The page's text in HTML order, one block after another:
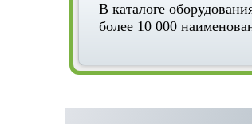
В каталоге
более 10 000